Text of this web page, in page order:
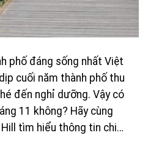
phố đáng sống nhất Việt
cuối năm thành phố thu
đến nghỉ dưỡng. Vậy có
11 không? Hãy cùng
tìm hiểu thông tin chi…